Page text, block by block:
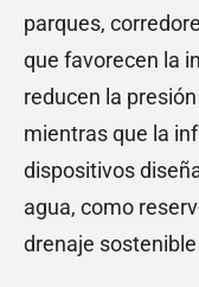
parques,
que favorecen la
reducen la
mientras que la
dispositivos
agua, como
drenaje